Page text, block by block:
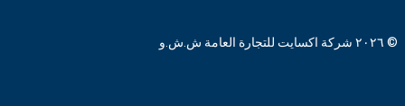
© ٢٠٢٦ شركة اكسايت للتجارة العامة ش.ش.و